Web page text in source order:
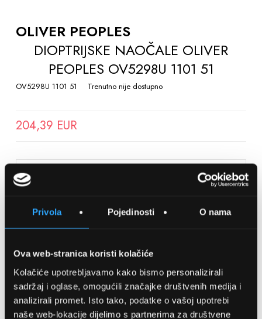
Privola Pojedinosti O nama
Ova web-stranica koristi kolačiće
Kolačiće upotrebljavamo kako bismo personalizirali
sadržaj i oglase, omogućili značajke društvenih medija i
analizirali promet. Isto tako, podatke o vašoj upotrebi
naše web-lokacije dijelimo s partnerima za društvene
THE
BEGINNING
GALLERY
OLIVER PEOPLES
DIOPTRIJSKE NAOČALE OLIVER
PEOPLES OV5298U 1101 51
OV5298U 1101 51 Trenutno nije dostupno
204,39 EUR
SPREMITE NA LISTU ŽELJA
Detalji